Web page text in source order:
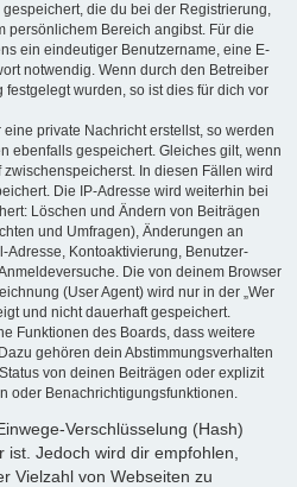
die du bei der Registrierung,
persönlichem Bereich angibst. Für die
ein eindeutiger Benutzername, eine E-
notwendig. Wenn durch den Betreiber
wurden, so ist dies für dich vor
private Nachricht erstellst, so werden
ebenfalls gespeichert. Gleiches gilt, wenn
In diesen Fällen wird
Die IP-Adresse wird weiterhin bei
Löschen und Ändern von Beiträgen
und Umfragen), Änderungen an
Adresse, Kontoaktivierung, Benutzer-
Die von deinem Browser
(User Agent) wird nur in der „Wer
und nicht dauerhaft gespeichert.
Funktionen des Boards, dass weitere
gehören dein Abstimmungsverhalten
von deinen Beiträgen oder explizit
oder Benachrichtigungsfunktionen.
Verschlüsselung (Hash)
Jedoch wird dir empfohlen,
Vielzahl von Webseiten zu